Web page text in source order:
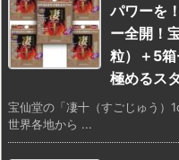
パワーを
ー全開！
粒）＋5
極めるス
宝仙堂の「凄十（すごじゅう）
世界各地から ...